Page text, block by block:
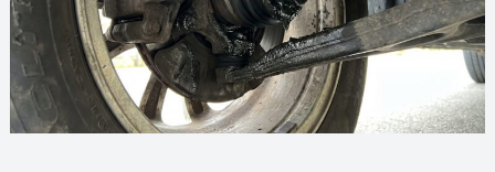
on
rouler
avec
un
cardan